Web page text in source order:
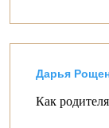
Дарья
Как